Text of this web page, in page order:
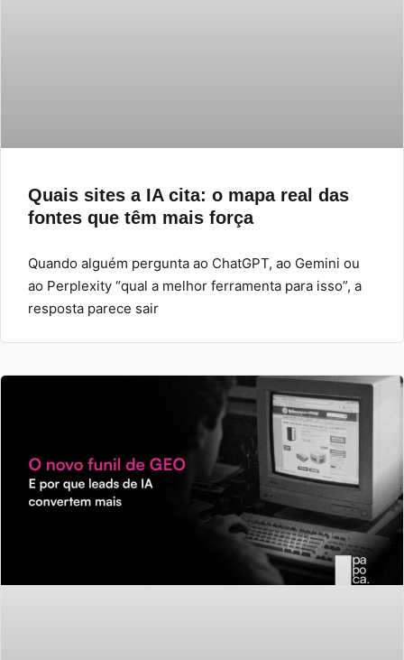
Quais sites a IA cita: o mapa real das
fontes que têm mais força
Quando alguém pergunta ao ChatGPT, ao Gemini ou
ao Perplexity “qual a melhor ferramenta para isso”, a
resposta parece sair